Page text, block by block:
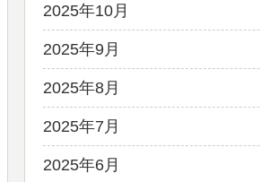
2025年10月
2025年9月
2025年8月
2025年7月
2025年6月